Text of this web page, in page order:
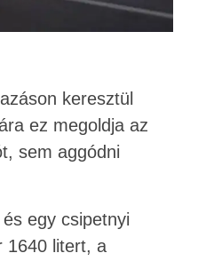
keresztül
ez megoldja az
sem aggódni
egy csipetnyi
1640 litert, a